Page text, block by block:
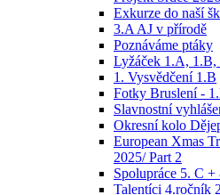
Exkurze do naší
3.A AJ v přírodě
Poznáváme ptáky
Lyžáček 1.A, 1.B,
1. Vysvědčení 1.B
Fotky Bruslení -
Slavnostní
Okresní kolo
European Xmas
2025/ Part 2
Spolupráce 5. C +
Talentíci 4.ročník